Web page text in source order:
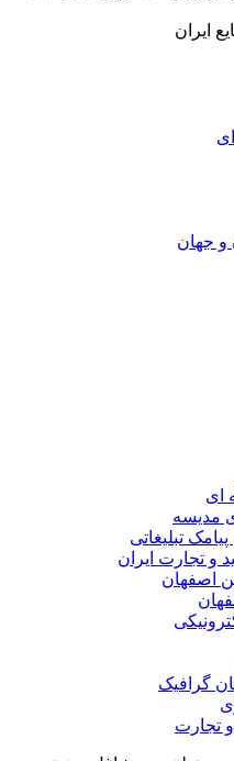
ایران
و جهان
ای
مدیسه
تبلیغاتی
و تجارت ایران
اصفهان
گرافیک
تجارت